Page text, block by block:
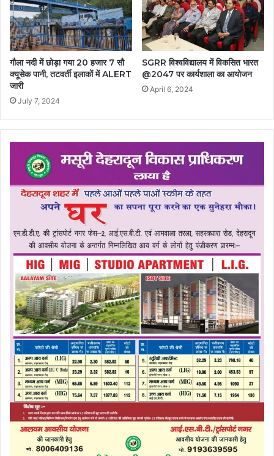
गौला नदी में छोड़ा गया 20 हजार 7 सौ
क्यूसेक पानी, तटवर्ती इलाकों में ALERT
जारी
July 7, 2024
SGRR विश्वविद्यालय में विकसित भारत
@2047 पर कार्यशाला का आयोजन
April 6, 2024